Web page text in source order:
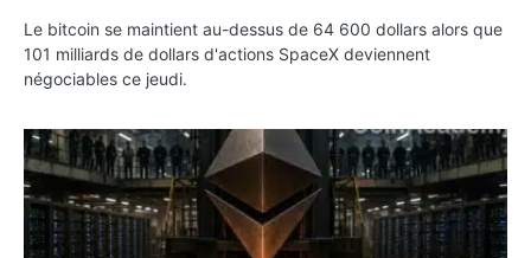
Le bitcoin se maintient au-dessus de 64 600 dollars alors que
101 milliards de dollars d'actions SpaceX deviennent
négociables ce jeudi.
ETH : Ethereum veut brûler les récompenses des